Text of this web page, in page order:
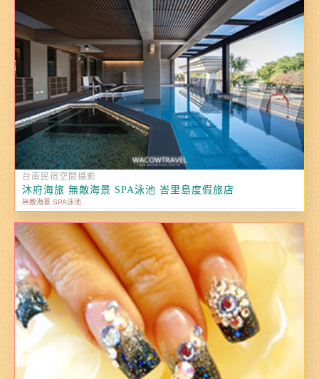
台南民宿空間攝影
沐府海旅 無敵海景 SPA泳池 峇里島度假旅店
無敵海景 SPA泳池